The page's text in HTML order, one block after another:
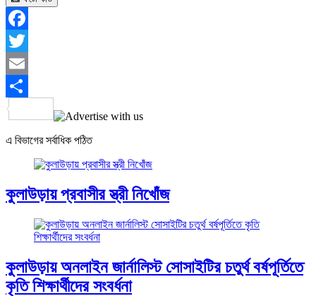
Facebook
Twitter
Email
Share
এ বিভাগের সর্বাধিক পঠিত
কুলাউড়ায় প্রবাসীর স্ত্রী নিখোঁজ
কুলাউড়ায় অনলাইন জার্নালিস্ট সোসাইটির চতুর্থ বর্ষপূর্তিতে
কৃতি শিক্ষার্থীদের সংবর্ধনা